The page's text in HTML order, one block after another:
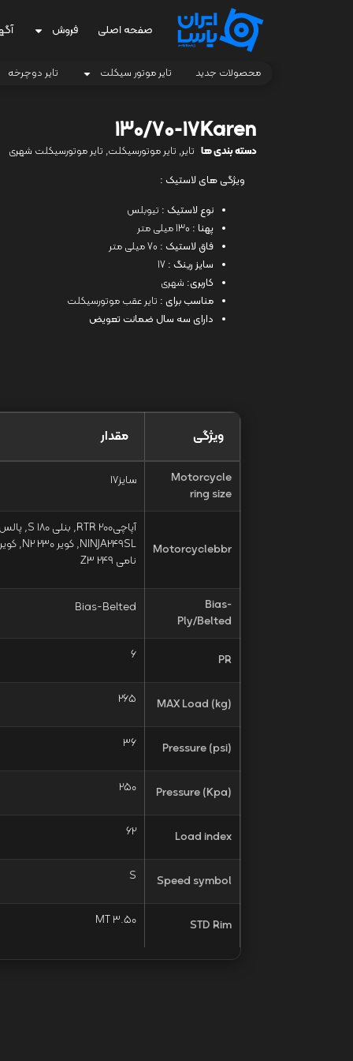
صفحه اصلی فروش
محصولات جدید تایر موتور سیکلت تایر دوچرخه
130/70-17Karen
دسته بندی ها تایر, تایر موتورسیکلت, تایر موتورسیکلت شهری
ویژگی های لاستیک :
نوع لاستیک : تیوبلس
پهنا : 130 میلی متر
فاق لاستیک : 70 میلی متر
سایز رینگ : 17
کاربری: شهری
مناسب برای : تایر عقب موتورسیکلت
دارای سه سال ضمانت تعویض
ویژگی مقدار
Motorcycle
ring size
سایز17
Motorcyclebbr
نامی Z3 249
Bias-
Ply/Belted
Bias-Belted
PR
6
MAX Load (kg)
265
Pressure (psi)
36
Pressure (Kpa)
250
Load index
62
Speed symbol
S
STD Rim
MT 3.50